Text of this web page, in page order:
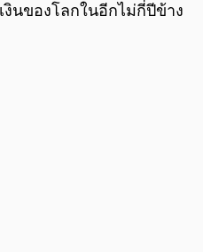
งินของโลกในอีกไม่กี่ปีข้าง